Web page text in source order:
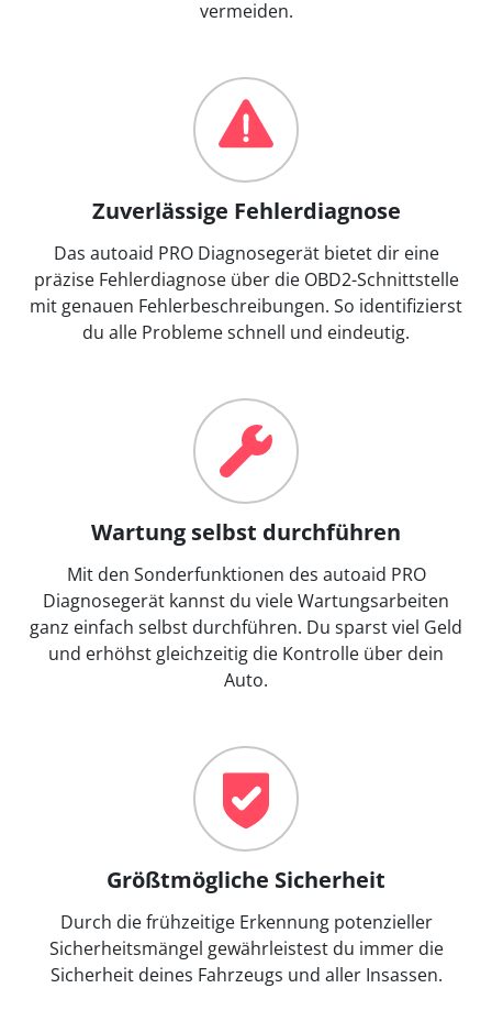
vermeiden.
Zuverlässige Fehlerdiagnose
Das autoaid PRO Diagnosegerät bietet dir eine
präzise Fehlerdiagnose über die OBD2-Schnittstelle
mit genauen Fehlerbeschreibungen. So identifizierst
du alle Probleme schnell und eindeutig.
Wartung selbst durchführen
Mit den Sonderfunktionen des autoaid PRO
Diagnosegerät kannst du viele Wartungsarbeiten
ganz einfach selbst durchführen. Du sparst viel Geld
und erhöhst gleichzeitig die Kontrolle über dein
Auto.
Größtmögliche Sicherheit
Durch die frühzeitige Erkennung potenzieller
Sicherheitsmängel gewährleistest du immer die
Sicherheit deines Fahrzeugs und aller Insassen.